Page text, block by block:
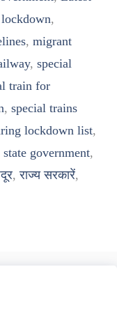
lockdown,
, migrant
, special
train for
, special trains
lockdown list,
state government,
,राज्य सरकारें,